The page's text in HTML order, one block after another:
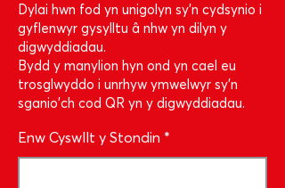
Dylai hwn fod yn unigolyn sy'n cydsynio i
gyflenwyr gysylltu â nhw yn dilyn y
digwyddiadau.
Bydd y manylion hyn ond yn cael eu
trosglwyddo i unrhyw ymwelwyr sy'n
sganio'ch cod QR yn y digwyddiadau.
Enw Cyswllt y Stondin